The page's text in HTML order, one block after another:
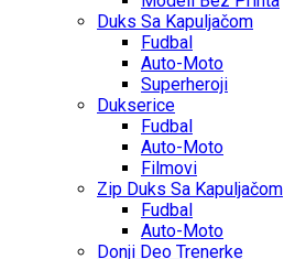
Duks Sa Kapuljačom
Fudbal
Auto-Moto
Superheroji
Dukserice
Fudbal
Auto-Moto
Filmovi
Zip Duks Sa Kapuljačom
Fudbal
Auto-Moto
Donji Deo Trenerke